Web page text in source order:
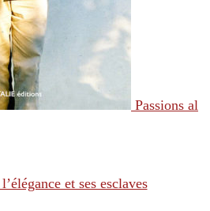
Passions al
et ses esclaves